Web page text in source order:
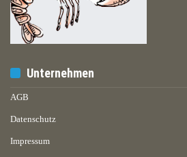
Unternehmen
AGB
Datenschutz
Impressum